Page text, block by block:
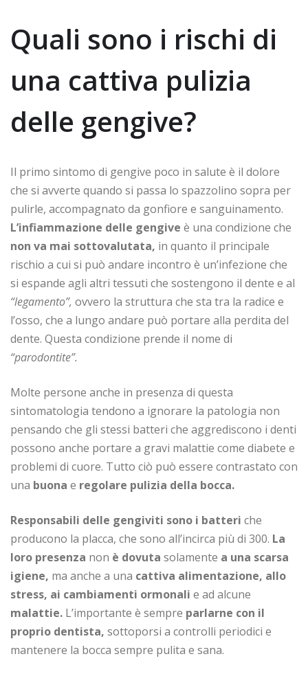
Quali sono i rischi di
una cattiva pulizia
delle gengive?
Il primo sintomo di gengive poco in salute è il dolore
che si avverte quando si passa lo spazzolino sopra per
pulirle, accompagnato da gonfiore e sanguinamento.
L’infiammazione delle gengive è una condizione che
non va mai sottovalutata, in quanto il principale
rischio a cui si può andare incontro è un’infezione che
si espande agli altri tessuti che sostengono il dente e al
“legamento”, ovvero la struttura che sta tra la radice e
l’osso, che a lungo andare può portare alla perdita del
dente. Questa condizione prende il nome di
“parodontite”.
Molte persone anche in presenza di questa
sintomatologia tendono a ignorare la patologia non
pensando che gli stessi batteri che aggrediscono i denti
possono anche portare a gravi malattie come diabete e
problemi di cuore. Tutto ciò può essere contrastato con
una buona e regolare pulizia della bocca.
Responsabili delle gengiviti sono i batteri che
producono la placca, che sono all’incirca più di 300. La
loro presenza non è dovuta solamente a una scarsa
igiene, ma anche a una cattiva alimentazione, allo
stress, ai cambiamenti ormonali e ad alcune
malattie. L’importante è sempre parlarne con il
proprio dentista, sottoporsi a controlli periodici e
mantenere la bocca sempre pulita e sana.